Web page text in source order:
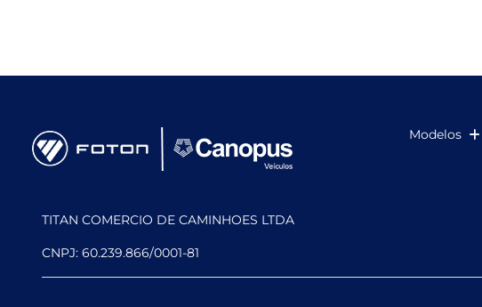
Modelos
TITAN COMERCIO DE CAMINHOES LTDA
CNPJ: 60.239.866/0001-81